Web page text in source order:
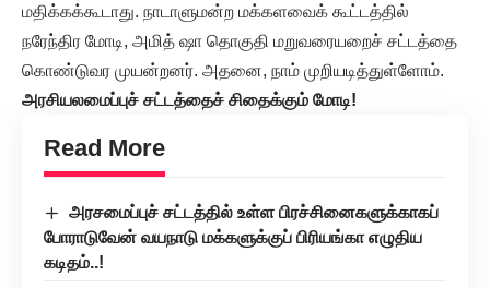
மதிக்கக்கூடாது. நாடாளுமன்ற மக்களவைக் கூட்டத்தில்
நரேந்திர மோடி, அமித் ஷா தொகுதி மறுவரையறைச் சட்டத்தை
கொண்டுவர முயன்றனர். அதனை, நாம் முறியடித்துள்ளோம்.
அரசியலமைப்புச் சட்டத்தைச் சிதைக்கும் மோடி!
Read More
அரசமைப்புச் சட்டத்தில் உள்ள பிரச்சினைகளுக்காகப்
போராடுவேன் வயநாடு மக்களுக்குப் பிரியங்கா எழுதிய
கடிதம்..!